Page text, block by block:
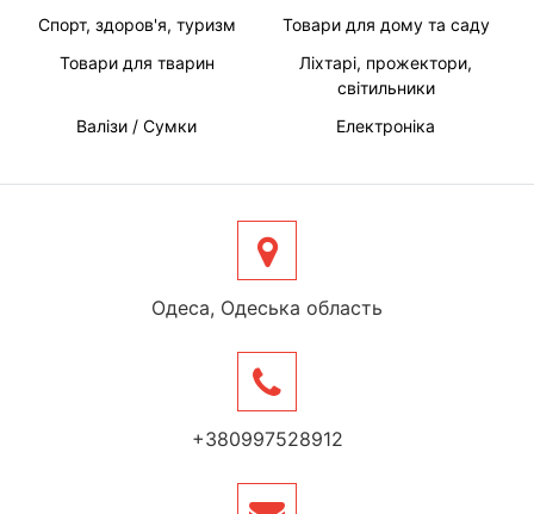
Спорт, здоров'я, туризм
Товари для дому та саду
Товари для тварин
Ліхтарі, прожектори,
світильники
Валізи / Сумки
Електроніка
Одеса, Одеська область
+380997528912